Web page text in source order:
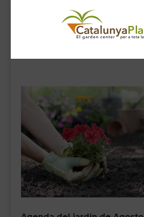
SÍGUENOS EN:
COMPLEMENTOS JARDÍN
MASCOTAS
DECORACIÓN
HORARIO GARDEN
CONTACTAR